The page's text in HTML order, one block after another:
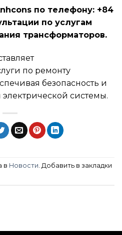
по телефону: +84
по услугам
трансформаторов.
по ремонту
безопасность и
системы.
в Новости. Добавить в закладки